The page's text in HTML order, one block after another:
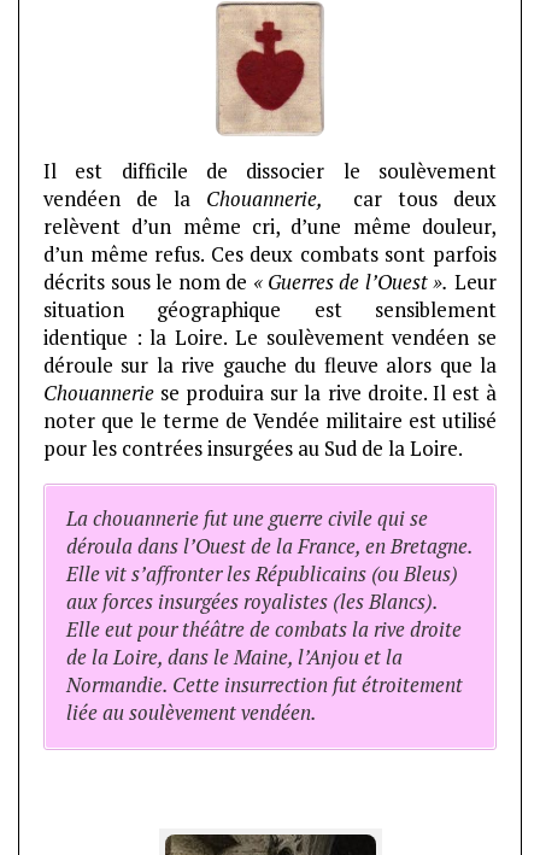
Il est difficile de dissocier le soulèvement
vendéen de la Chouannerie, car tous deux
relèvent d’un même cri, d’une même douleur,
d’un même refus. Ces deux combats sont parfois
décrits sous le nom de « Guerres de l’Ouest ». Leur
situation géographique est sensiblement
identique : la Loire. Le soulèvement vendéen se
déroule sur la rive gauche du fleuve alors que la
Chouannerie se produira sur la rive droite. Il est à
noter que le terme de Vendée militaire est utilisé
pour les contrées insurgées au Sud de la Loire.
La chouannerie fut une guerre civile qui se
déroula dans l’Ouest de la France, en Bretagne.
Elle vit s’affronter les Républicains (ou Bleus)
aux forces insurgées royalistes (les Blancs).
Elle eut pour théâtre de combats la rive droite
de la Loire, dans le Maine, l’Anjou et la
Normandie. Cette insurrection fut étroitement
liée au soulèvement vendéen.